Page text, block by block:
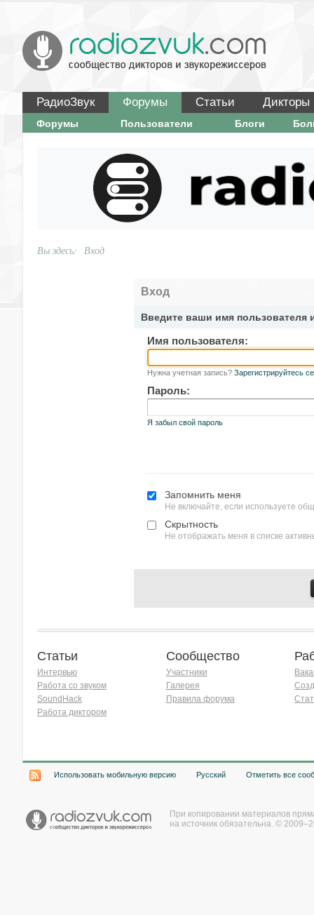
РадиоЗвук Форумы Статьи Дикторы
Форумы Пользователи Блоги
Вы здесь: Вход
Вход
Введите ваши имя пользователя
Имя пользователя:
Нужна учетная запись? Зарегистрируйтесь
Пароль:
Я забыл свой пароль
Запомнить меня
Не включайте, если используете
Скрытность
Не отображать меня в списке
Статьи
Интервью
Работа со звуком
SoundHack
Работа диктором
Сообщество
Участники
Галерея
Правила форума
Использовать мобильную версию Русский Отметить все
При копировании материалов
на источник обязательна. ©